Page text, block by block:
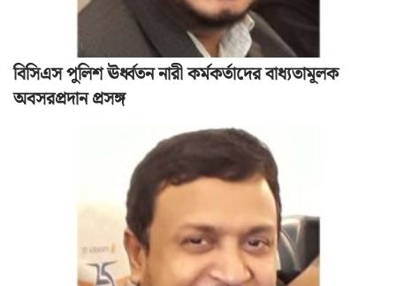
বিসিএস পুলিশ ঊর্ধ্বতন নারী কর্মকর্তাদের বাধ্যতামূলক
অবসরপ্রদান প্রসঙ্গ